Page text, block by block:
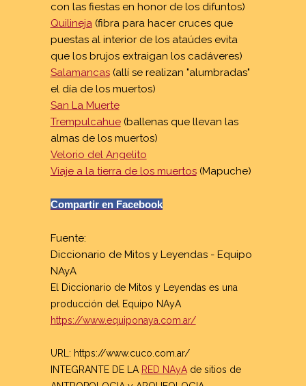
Mujeres trágicas
Sanadores y Guías espirituales
Santos oficiales y santos populares
Santos populares muy particulares
CALENDARIO
BIBLIOGRAFIA
CONTACTO
COMPARTIR
con las fiestas en honor de los difuntos)
Quilineja(fibra para hacer cruces que
puestas al interior de los ataúdes evita
que los brujos extraigan los cadáveres)
Salamancas(allí se realizan "alumbradas"
el día de los muertos)
San La Muerte
Trempulcahue(ballenas que llevan las
almas de los muertos)
Velorio del Angelito
Viaje a la tierra de los muertos(Mapuche)
Compartir en Facebook
Fuente:
Diccionario de Mitos y Leyendas - Equipo
NAyA
El Diccionario de Mitos y Leyendas es una
producción del Equipo NAyA
https://www.equiponaya.com.ar/
URL: https://www.cuco.com.ar/
INTEGRANTE DE LA RED NAyAde sitios de